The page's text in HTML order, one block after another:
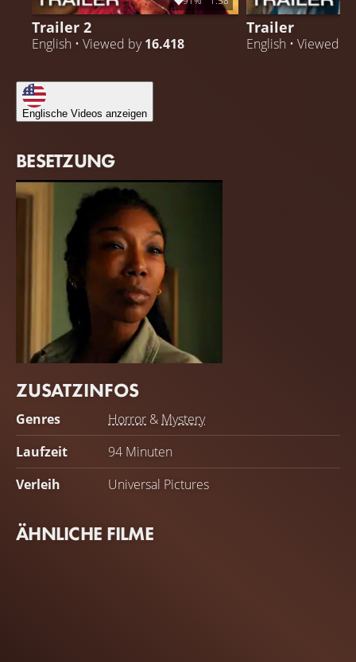
Trailer 2
English • Viewed by16.418
Trailer
English • Viewed
Englische Videos anzeigen
BESETZUNG
Brandy Norwood
Belinda
ZUSATZINFOS
Genres Horror & Mystery
Laufzeit
94 Minuten
Verleih
Universal Pictures
ÄHNLICHE FILME